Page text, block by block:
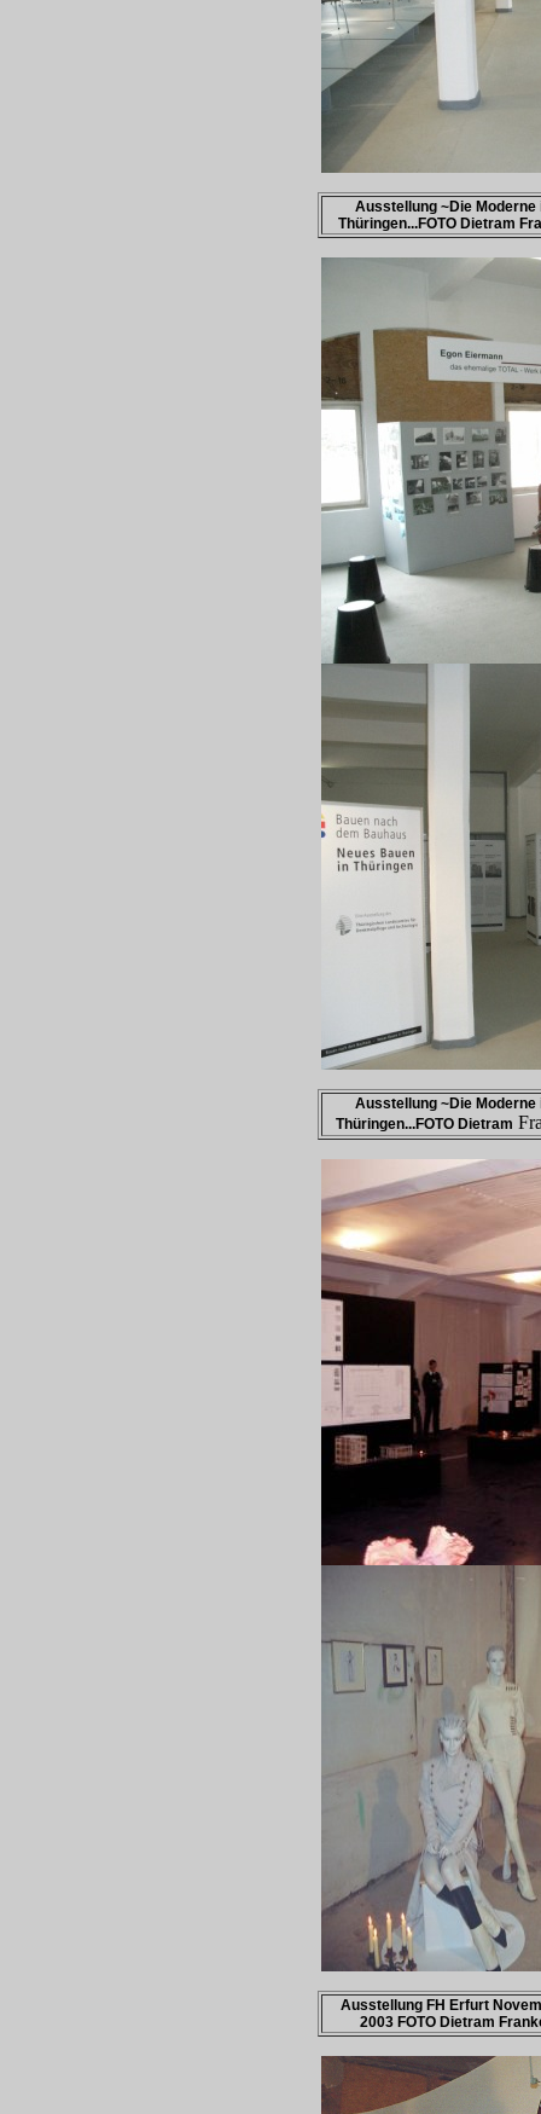
Ausstellung ~Die Moderne
Thüringen...FOTO Dietram
Ausstellung ~Die Moderne
Thüringen...FOTO Dietram
Ausstellung FH Erfurt
2003 FOTO Dietram